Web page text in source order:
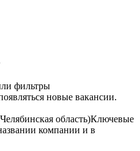
фильтры
новые вакансии.
область)Ключевые
компании и в